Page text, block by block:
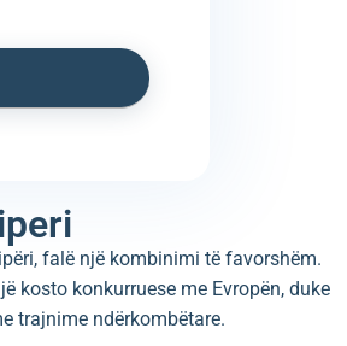
falë një kombinimi të favorshëm.
kosto konkurruese me Evropën, duke
trajnime ndërkombëtare.